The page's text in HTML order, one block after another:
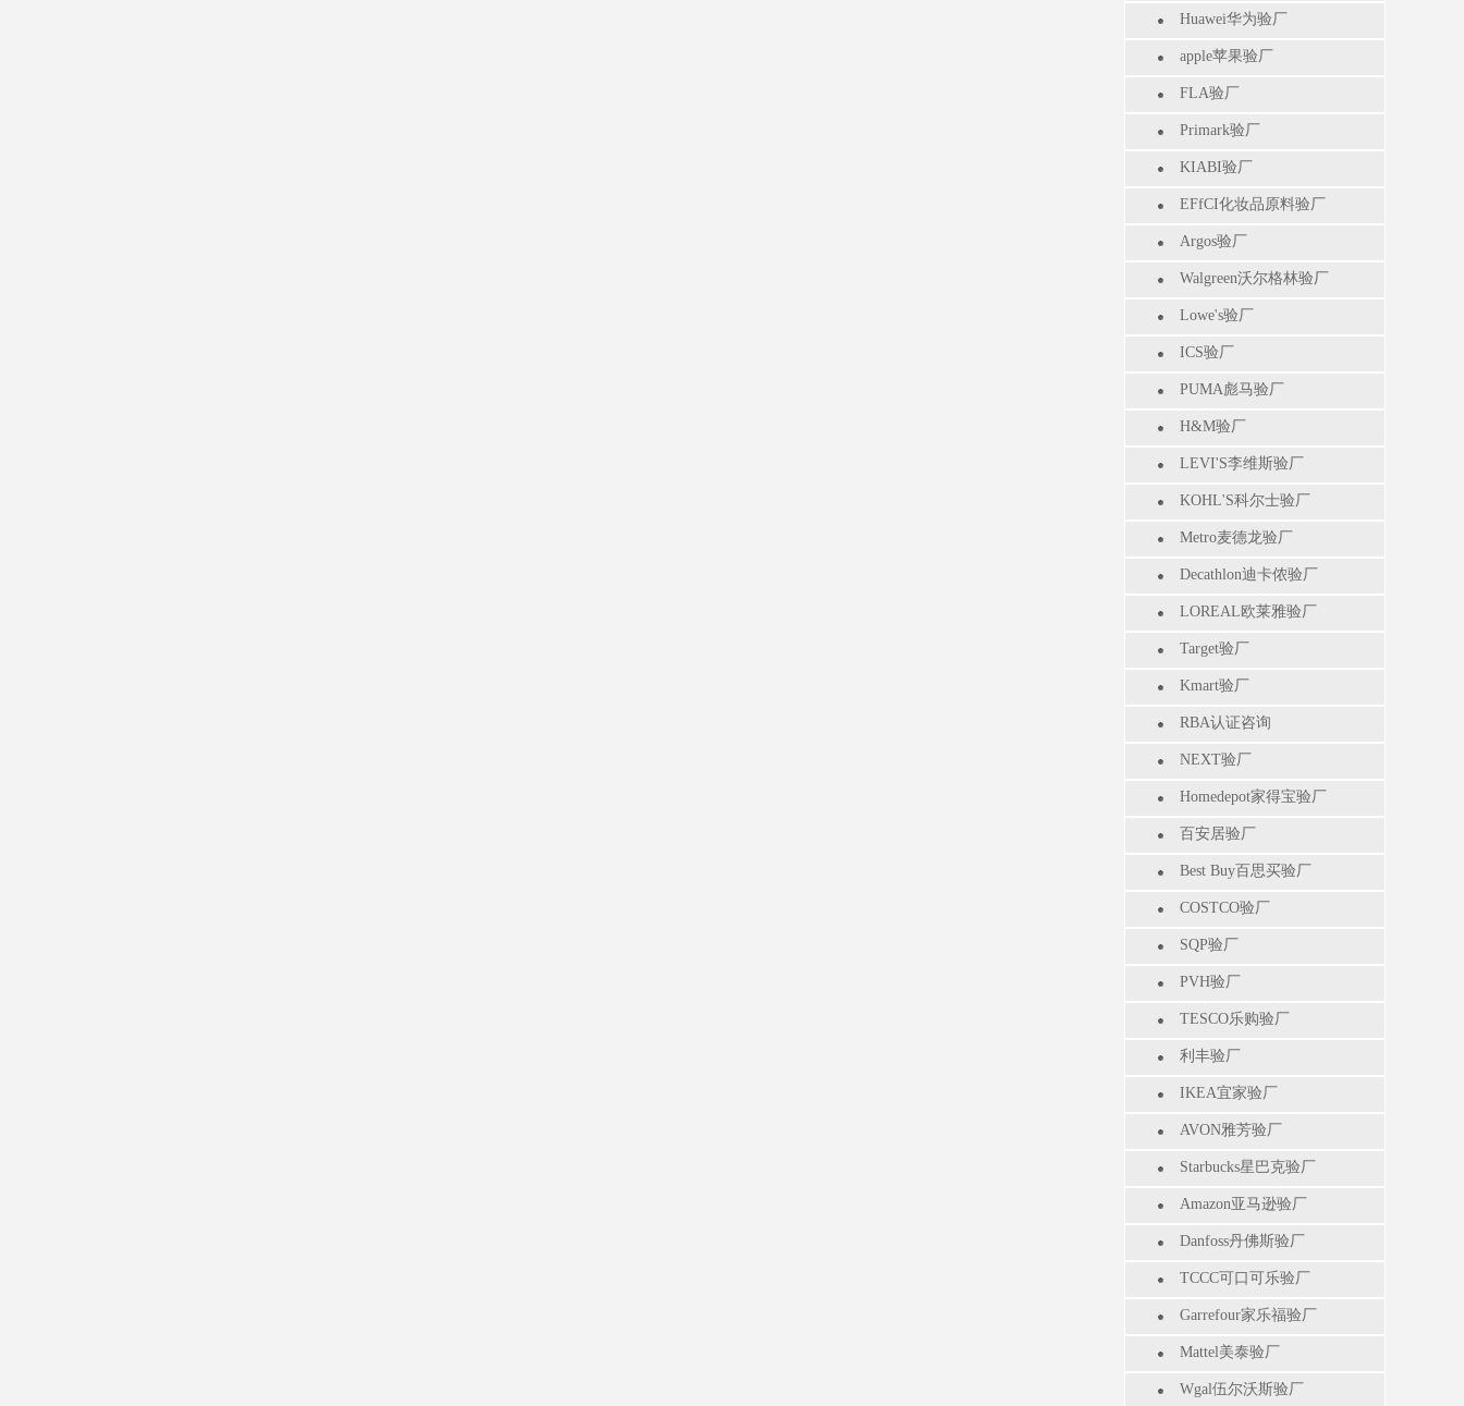
Huawei华为验厂
apple苹果验厂
FLA验厂
Primark验厂
KIABI验厂
EFfCI化妆品原料验厂
Argos验厂
Walgreen沃尔格林验厂
Lowe's验厂
ICS验厂
PUMA彪马验厂
H&M验厂
LEVI'S李维斯验厂
KOHL'S科尔士验厂
Metro麦德龙验厂
Decathlon迪卡侬验厂
LOREAL欧莱雅验厂
Target验厂
Kmart验厂
RBA认证咨询
NEXT验厂
Homedepot家得宝验厂
百安居验厂
Best Buy百思买验厂
COSTCO验厂
SQP验厂
PVH验厂
TESCO乐购验厂
利丰验厂
IKEA宜家验厂
AVON雅芳验厂
Starbucks星巴克验厂
Amazon亚马逊验厂
Danfoss丹佛斯验厂
TCCC可口可乐验厂
Garrefour家乐福验厂
Mattel美泰验厂
Wgal伍尔沃斯验厂